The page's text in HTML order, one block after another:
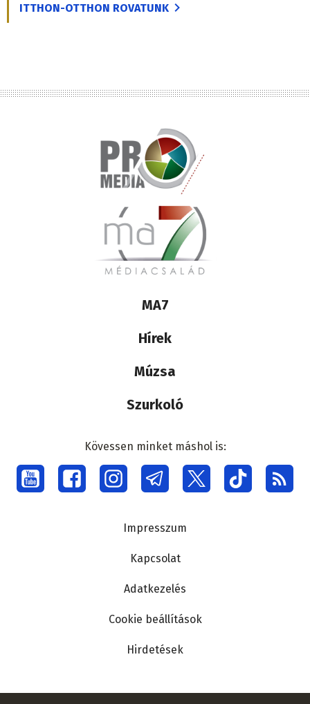
ITTHON-OTTHON ROVATUNK
Lábléc
médiacsalád
MA7
Hírek
Múzsa
Szurkoló
Social
menu
Kövessen minket máshol is:
Impresszum
Kapcsolat
Adatkezelés
Cookie beállítások
Hirdetések